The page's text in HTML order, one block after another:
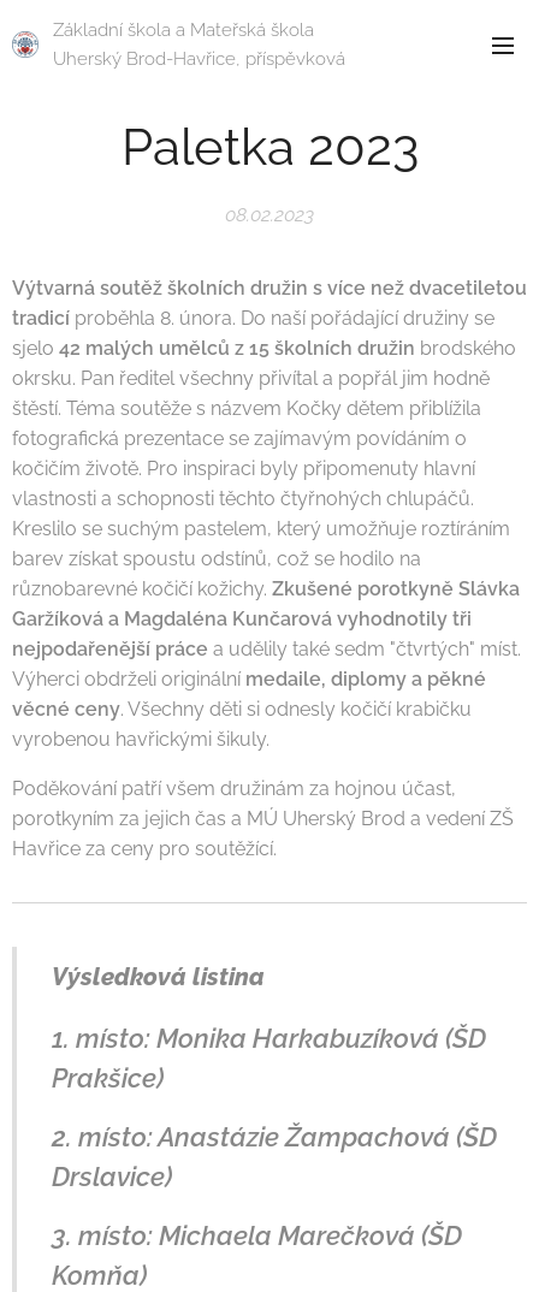
Základní škola a Mateřská škola
Uherský Brod-Havřice, příspěvková
Paletka 2023
08.02.2023
Výtvarná soutěž školních družin s více než dvacetiletou
tradicí proběhla 8. února. Do naší pořádající družiny se
sjelo 42 malých umělců z 15 školních družin brodského
okrsku. Pan ředitel všechny přivítal a popřál jim hodně
štěstí. Téma soutěže s názvem Kočky dětem přiblížila
fotografická prezentace se zajímavým povídáním o
kočičím životě. Pro inspiraci byly připomenuty hlavní
vlastnosti a schopnosti těchto čtyřnohých chlupáčů.
Kreslilo se suchým pastelem, který umožňuje roztíráním
barev získat spoustu odstínů, což se hodilo na
různobarevné kočičí kožichy. Zkušené porotkyně Slávka
Garžíková a Magdaléna Kunčarová vyhodnotily tři
nejpodařenější práce a udělily také sedm "čtvrtých" míst.
Výherci obdrželi originální medaile, diplomy a pěkné
věcné ceny. Všechny děti si odnesly kočičí krabičku
vyrobenou havřickými šikuly.
Poděkování patří všem družinám za hojnou účast,
porotkyním za jejich čas a MÚ Uherský Brod a vedení ZŠ
Havřice za ceny pro soutěžící.
Výsledková listina
1. místo: Monika Harkabuzíková (ŠD
Prakšice)
2. místo: Anastázie Žampachová (ŠD
Drslavice)
3. místo: Michaela Marečková (ŠD
Komňa)